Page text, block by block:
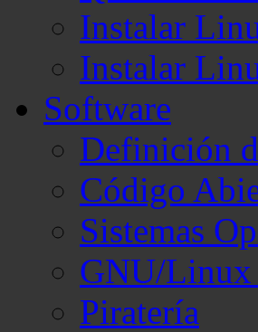
Instalar
Instalar
Software
Definición
Código
Sistemas
GNU/
Piratería